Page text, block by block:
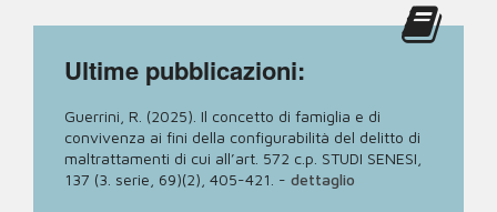
Ultime pubblicazioni:
Guerrini, R. (2025). Il concetto di famiglia e di
convivenza ai fini della configurabilità del delitto di
maltrattamenti di cui all’art. 572 c.p. STUDI SENESI,
137 (3. serie, 69)(2), 405-421. - dettaglio